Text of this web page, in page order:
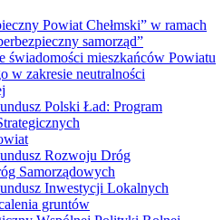
Powiat Chełmski” w ramach
samorząd”
świadomości mieszkańców Powiatu
w zakresie neutralności
Polski Ład: Program
Rozwoju Dróg
Samorządowych
Inwestycji Lokalnych
gruntów